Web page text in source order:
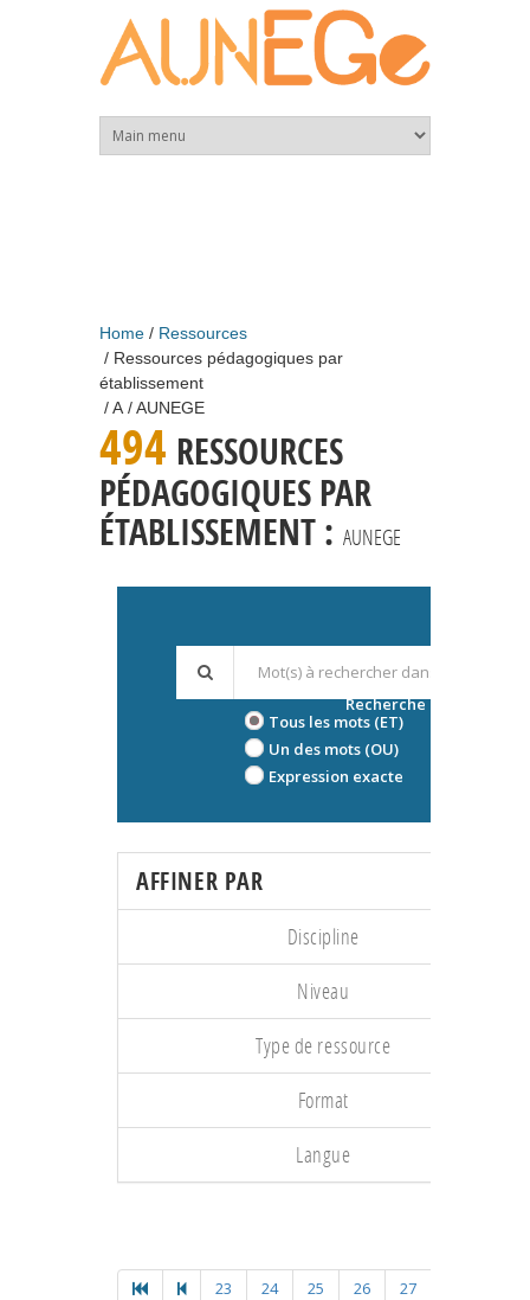
Home
Ressources
Ressources pédagogiques par
établissement
A
AUNEGE
494 RESSOURCES
PÉDAGOGIQUES PAR
ÉTABLISSEMENT : AUNEGE
Tous les mots (ET)
Un des mots (OU)
Expression exacte
Recherche avancée
AFFINER PAR
Discipline
Niveau
Type de ressource
Format
Langue
23 24 25 26 27